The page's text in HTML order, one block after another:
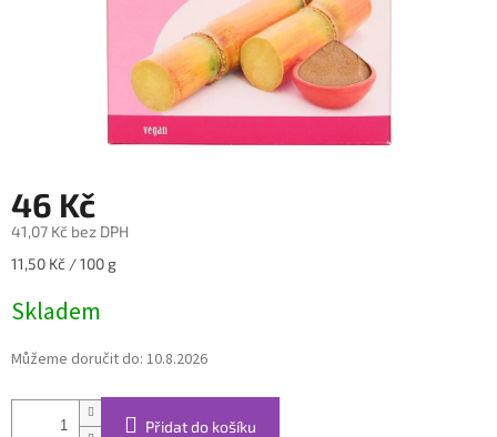
46 Kč
41,07 Kč bez DPH
Měrná
11,50 Kč / 100 g
Skladem
Můžeme doručit do: 10.8.2026
Přidat do košíku